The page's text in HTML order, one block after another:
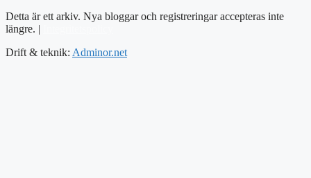
Detta är ett arkiv. Nya bloggar och registreringar accepteras inte
längre. |
Drift & teknik: Adminor.net